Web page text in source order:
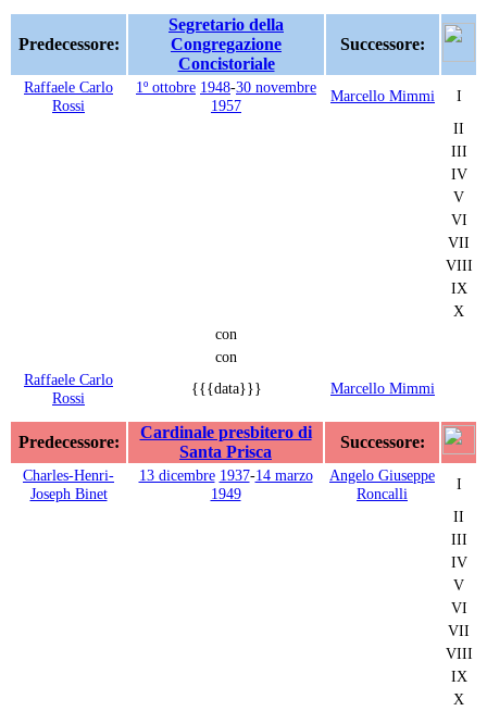
Predecessore:
Segretario della
Congregazione
Concistoriale
Successore:
Raffaele Carlo
Rossi
1º ottobre 1948-30 novembre
1957
Marcello Mimmi
I
II
III
IV
V
VI
VII
VIII
IX
X
con
con
Raffaele Carlo
Rossi
{{{data}}} Marcello Mimmi
Predecessore:
Cardinale presbitero di
Santa Prisca
Successore:
Charles-Henri-
Joseph Binet
13 dicembre 1937-14 marzo
1949
Angelo Giuseppe
Roncalli
I
II
III
IV
V
VI
VII
VIII
IX
X